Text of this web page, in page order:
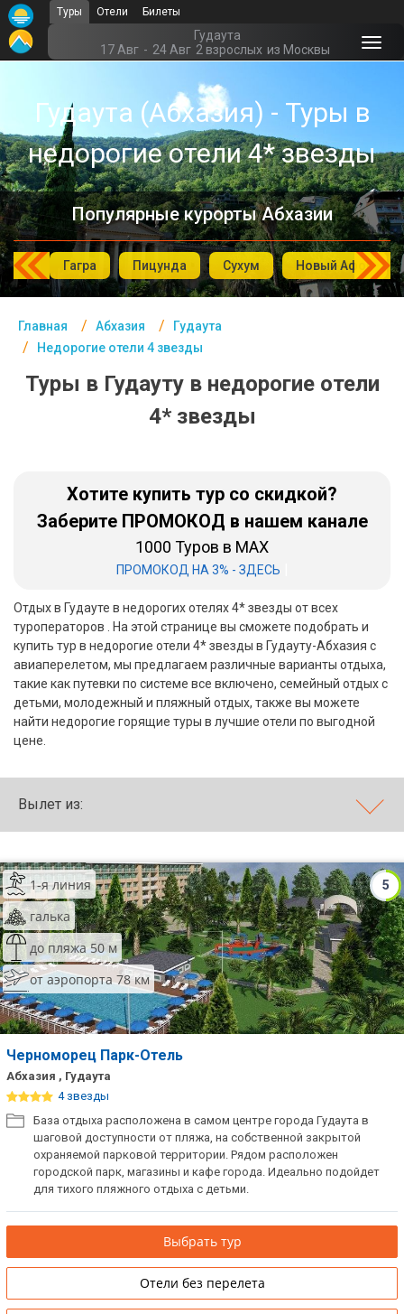
Туры Отели Билеты
Гудаута
17 Авг - 24 Авг 2 взрослых из Москвы
Гудаута (Абхазия) - Туры в
недорогие отели 4* звезды
Популярные курорты Абхазии
Гагра Пицунда Сухум Новый Афон
Главная Абхазия
Гудаута
Недорогие отели 4 звезды
Туры в Гудауту в недорогие отели
4* звезды
Хотите купить тур со скидкой?
Заберите ПРОМОКОД в нашем канале
1000 Туров в MAX
ПРОМОКОД НА 3% - ЗДЕСЬ
Отдых в Гудауте в недорогих отелях 4* звезды от всех
туроператоров . На этой странице вы сможете подобрать и
купить тур в недорогие отели 4* звезды в Гудауту-Абхазия с
авиаперелетом, мы предлагаем различные варианты отдыха,
такие как путевки по системе все включено, семейный отдых с
детьми, молодежный и пляжный отдых, также вы можете
найти недорогие горящие туры в лучшие отели по выгодной
цене.
Вылет из:
5
1-я линия
галька
до пляжа 50 м
от аэропорта 78 км
Черноморец Парк-Отель
Абхазия , Гудаута
4 звезды
База отдыха расположена в самом центре города Гудаута в
шаговой доступности от пляжа, на собственной закрытой
охраняемой парковой территории. Рядом расположен
городской парк, магазины и кафе города. Идеально подойдет
для тихого пляжного отдыха с детьми.
Выбрать тур
Отели без перелета
Главная
Офис г. Москва
Помощь
Подборки отелей
Турция
Таиланд
Египет
Хайнань
Занзибар
Абхазия
Большой Сочи
Кав Мин Воды
VIP отели 5 звезд
ТОП 10 лучших отелей 5*
ТОП 10 недорогих отелей
5*
Лучшие отели 4* звезды
Недорогие отели 4*
звезды
Лучшие отели 3* звезды
Недорогие отели 3*
звезды
Сетевые отели Турции
Сетевые отели Египта
Сетевые отели ОАЭ
Сетевые отели Шри Ланки